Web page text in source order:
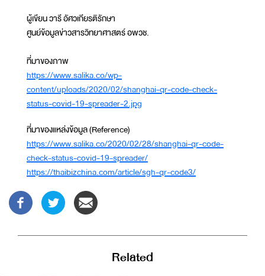
ผู้เขียน วารี อัศวเกียรติรักษา
ศูนย์ข้อมูลข่าวสารวิทยาศาสตร์ อพวช.
ที่มาของภาพ
https://www.salika.co/wp-
content/uploads/2020/02/shanghai-qr-code-check-
status-covid-19-spreader-2.jpg
ที่มาของแหล่งข้อมูล (Reference)
https://www.salika.co/2020/02/28/shanghai-qr-code-
check-status-covid-19-spreader/
https://thaibizchina.com/article/sgh-qr-code3/
Related